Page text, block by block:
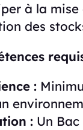
à la
des
:
: Un